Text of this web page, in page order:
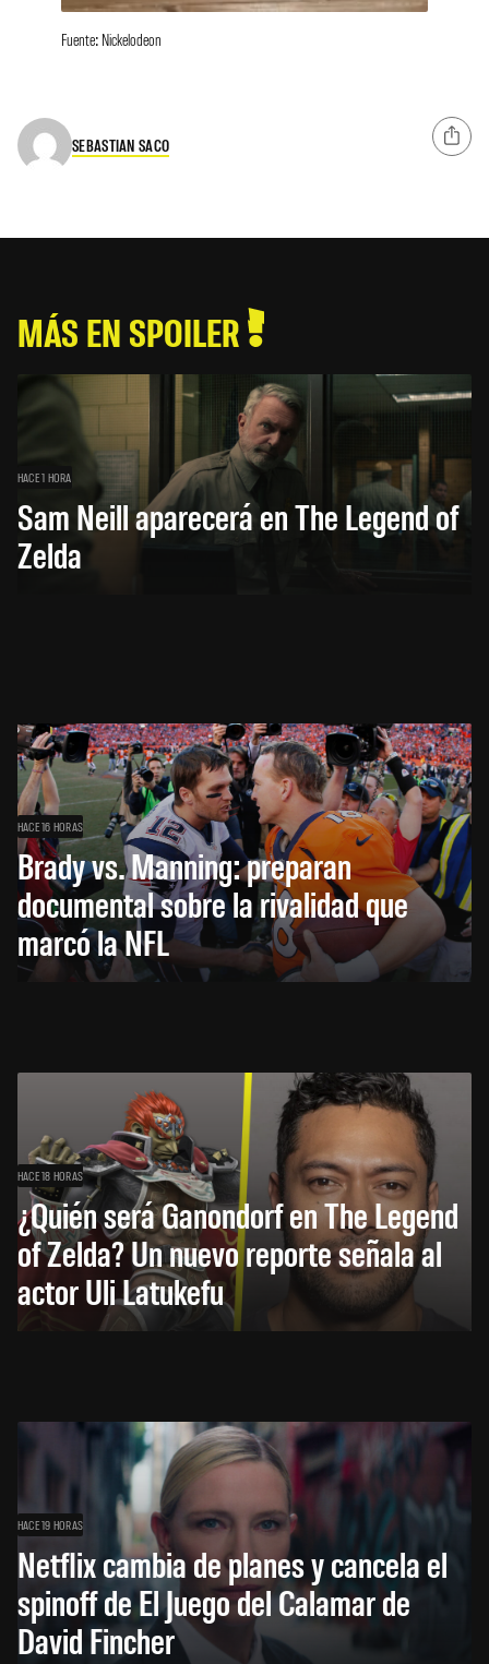
Fuente: Nickelodeon
SEBASTIAN SACO
MÁS EN SPOILER
HACE 1 HORA
Sam Neill aparecerá en The Legend of
Zelda
HACE 16 HORAS
Brady vs. Manning: preparan
documental sobre la rivalidad que
marcó la NFL
HACE 18 HORAS
¿Quién será Ganondorf en The Legend
of Zelda? Un nuevo reporte señala al
actor Uli Latukefu
HACE 19 HORAS
Netflix cambia de planes y cancela el
spinoff de El Juego del Calamar de
David Fincher